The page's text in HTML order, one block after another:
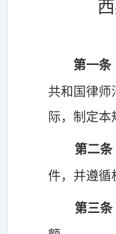
第一条
共和国律师
际，制定本
第二条
件，并遵循
第三条